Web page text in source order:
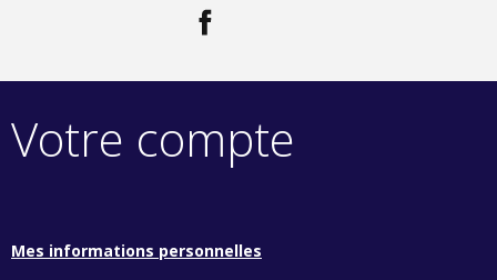
Votre compte
Mes informations personnelles